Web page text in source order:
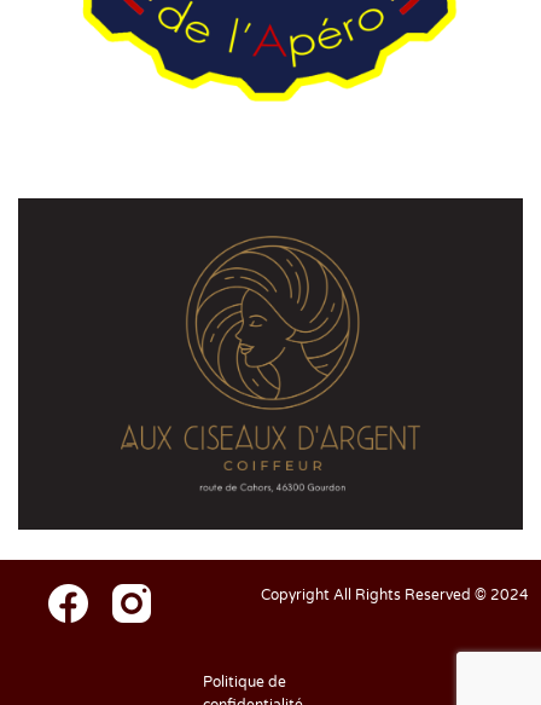
Politique de
Copyright All Rights Reserved © 2024